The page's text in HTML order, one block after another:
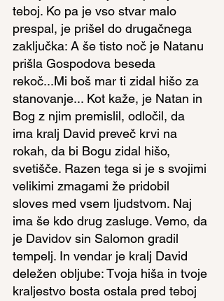
teboj. Ko pa je vso stvar malo
prespal, je prišel do drugačnega
zaključka: A še tisto noč je Natanu
prišla Gospodova beseda
rekoč...Mi boš mar ti zidal hišo za
stanovanje... Kot kaže, je Natan in
Bog z njim premislil, odločil, da
ima kralj David preveč krvi na
rokah, da bi Bogu zidal hišo,
svetišče. Razen tega si je s svojimi
velikimi zmagami že pridobil
sloves med vsem ljudstvom. Naj
ima še kdo drug zasluge. Vemo, da
je Davidov sin Salomon gradil
tempelj. In vendar je kralj David
deležen obljube: Tvoja hiša in tvoje
kraljestvo bosta ostala pred teboj